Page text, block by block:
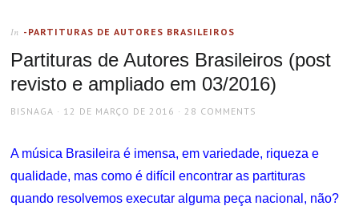
In -PARTITURAS DE AUTORES BRASILEIROS
Partituras de Autores Brasileiros (post
revisto e ampliado em 03/2016)
AUTHOR
BISNAGA
POSTED
12 DE MARÇO DE 2016 28 COMMENTS
A música Brasileira é imensa, em variedade, riqueza e
qualidade, mas como é difícil encontrar as partituras
quando resolvemos executar alguma peça nacional, não?